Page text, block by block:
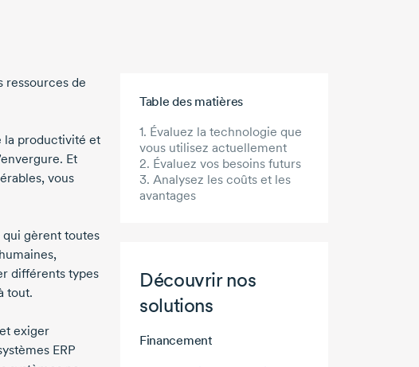
Table des matières
1. Évaluez la technologie que
vous utilisez actuellement
2. Évaluez vos besoins futurs
3. Analysez les coûts et les
avantages
Découvrir nos
solutions
Financement
ressources de
la productivité et
Et
vous
qui gèrent toutes
différents types
tout.
exiger
ERP